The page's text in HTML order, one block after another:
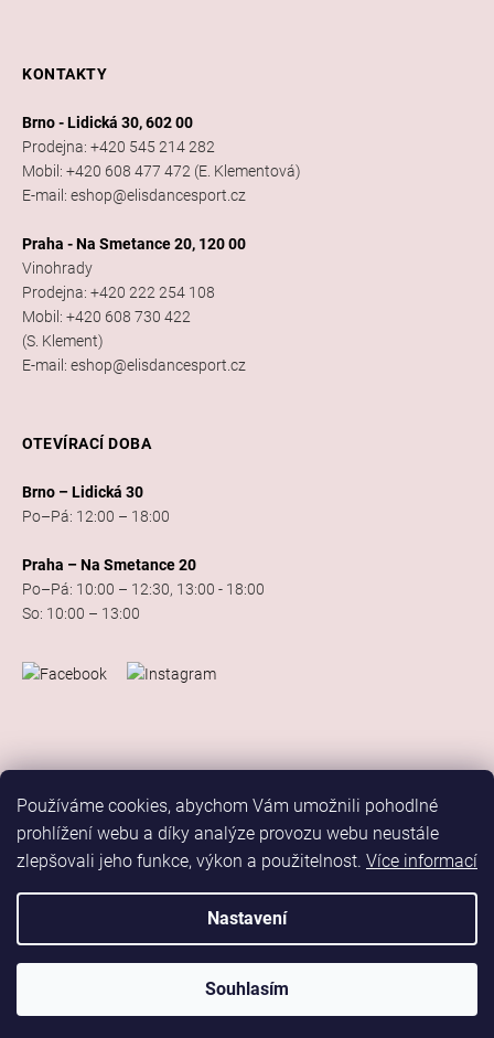
Používáme cookies, abychom Vám umožnili pohodlné
prohlížení webu a díky analýze provozu webu neustále
zlepšovali jeho funkce, výkon a použitelnost. Více informací
Nastavení
Souhlasím
KONTAKTY
Brno - Lidická 30, 602 00
Prodejna: +420 545 214 282
Mobil: +420 608 477 472 (E. Klementová)
E-mail: eshop@elisdancesport.cz
Praha - Na Smetance 20, 120 00
Vinohrady
Prodejna: +420 222 254 108
Mobil: +420 608 730 422
(S. Klement)
E-mail: eshop@elisdancesport.cz
OTEVÍRACÍ DOBA
Brno – Lidická 30
Po–Pá: 12:00 – 18:00
Praha – Na Smetance 20
Po–Pá: 10:00 – 12:30, 13:00 - 18:00
So: 10:00 – 13:00
Vytvořil Shoptet
Elis Dance Sport. Všechna práva vyhrazena.
Upravit nastavení cookiesMarketing